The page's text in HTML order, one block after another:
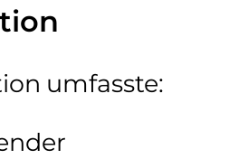
umfasste: